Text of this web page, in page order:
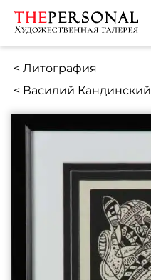
< Литография
< Василий Кандинский